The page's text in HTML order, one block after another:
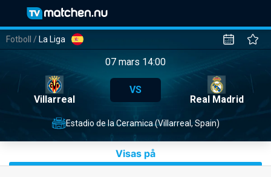
Fotboll / La Liga
07 mars 14:00
Villarreal
VS
Real Madrid
Estadio de la Ceramica (Villarreal, Spain)
Visas på